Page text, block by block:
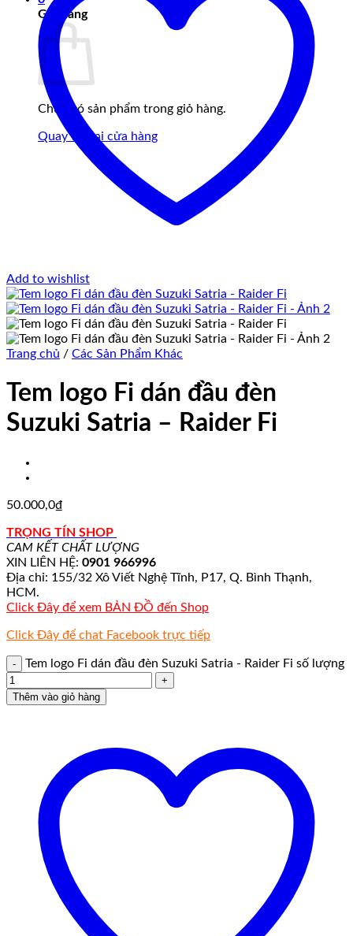
Giỏ hàng
Chưa có sản phẩm trong giỏ hàng.
Quay trở lại cửa hàng
Add to wishlist
Trang chủ / Các Sản Phẩm Khác
Tem logo Fi dán đầu đèn
Suzuki Satria – Raider Fi
50.000,0₫
TRỌNG TÍN SHOP
CAM KẾT CHẤT LƯỢNG
XIN LIÊN HỆ: 0901 966996
Địa chỉ: 155/32 Xô Viết Nghệ Tĩnh, P17, Q. Bình Thạnh,
HCM.
Click Đây để xem BẢN ĐỒ đến Shop
Click Đây để chat Facebook trực tiếp
Tem logo Fi dán đầu đèn Suzuki Satria - Raider Fi số lượng
Thêm vào giỏ hàng